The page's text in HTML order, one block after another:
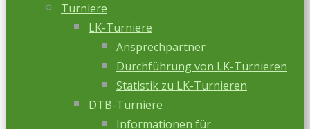
Turniere
LK-Turniere
Ansprechpartner
Durchführung von LK-Turnieren
Statistik zu LK-Turnieren
DTB-Turniere
Informationen für